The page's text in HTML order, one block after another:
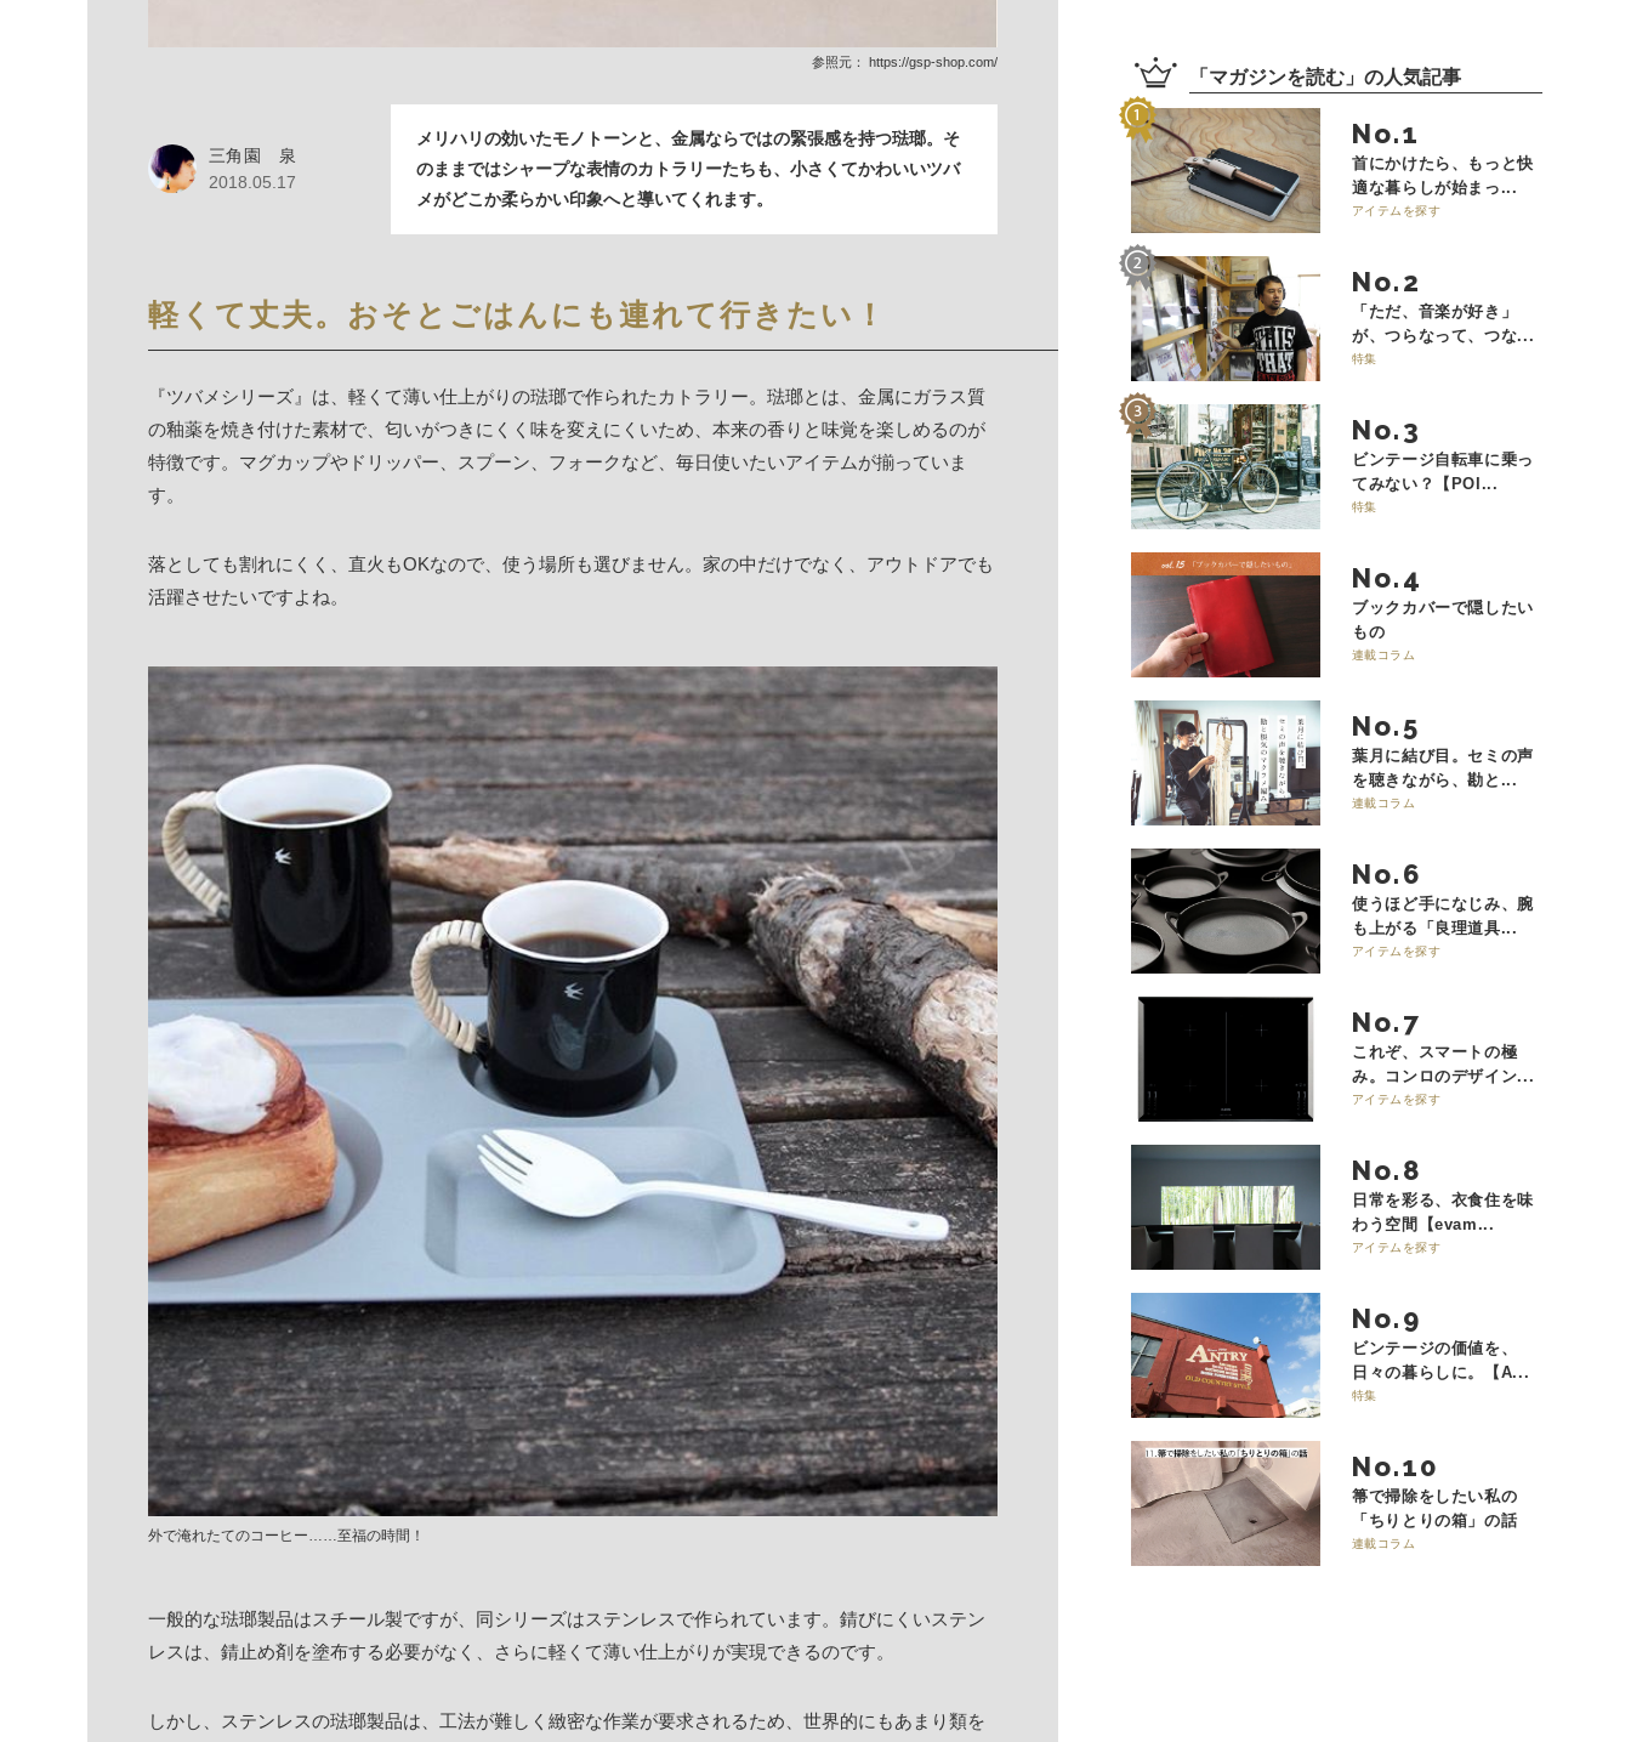
参照元： https://gsp-shop.com/
三角園 泉
2018.05.17
メリハリの効いたモノトーンと、金属ならではの緊張感を持つ琺瑯。そ
のままではシャープな表情のカトラリーたちも、小さくてかわいいツバ
メがどこか柔らかい印象へと導いてくれます。
軽くて丈夫。おそとごはんにも連れて行きたい！
『ツバメシリーズ』は、軽くて薄い仕上がりの琺瑯で作られたカトラリー。琺瑯とは、金属にガラス質
の釉薬を焼き付けた素材で、匂いがつきにくく味を変えにくいため、本来の香りと味覚を楽しめるのが
特徴です。マグカップやドリッパー、スプーン、フォークなど、毎日使いたいアイテムが揃っていま
す。
落としても割れにくく、直火もOKなので、使う場所も選びません。家の中だけでなく、アウトドアでも
活躍させたいですよね。
外で淹れたてのコーヒー……至福の時間！
一般的な琺瑯製品はスチール製ですが、同シリーズはステンレスで作られています。錆びにくいステン
レスは、錆止め剤を塗布する必要がなく、さらに軽くて薄い仕上がりが実現できるのです。
しかし、ステンレスの琺瑯製品は、工法が難しく緻密な作業が要求されるため、世界的にもあまり類を
「 マガジンを読む 」の人気記事
No.
首にかけたら、もっと快
適な暮らしが始まっ...
アイテムを探す
No.
「ただ、音楽が好き」
が、つらなって、つな...
特集
No.
ビンテージ自転車に乗っ
てみない？【POI...
特集
No.
ブックカバーで隠したい
もの
連載コラム
No.
葉月に結び目。セミの声
を聴きながら、勘と...
連載コラム
No.
使うほど手になじみ、腕
も上がる「良理道具...
アイテムを探す
No.
これぞ、スマートの極
み。コンロのデザイン...
アイテムを探す
No.
日常を彩る、衣食住を味
わう空間【evam...
アイテムを探す
No.
ビンテージの価値を、
日々の暮らしに。【A...
特集
No.
箒で掃除をしたい私の
「ちりとりの箱」の話
連載コラム